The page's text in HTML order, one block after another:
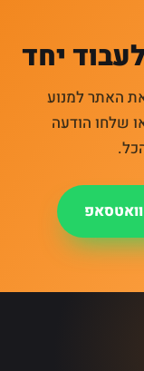
יחד
האתר למנוע
התקשרו 074-7174040 או שלחו הודעה
וואטסאפ